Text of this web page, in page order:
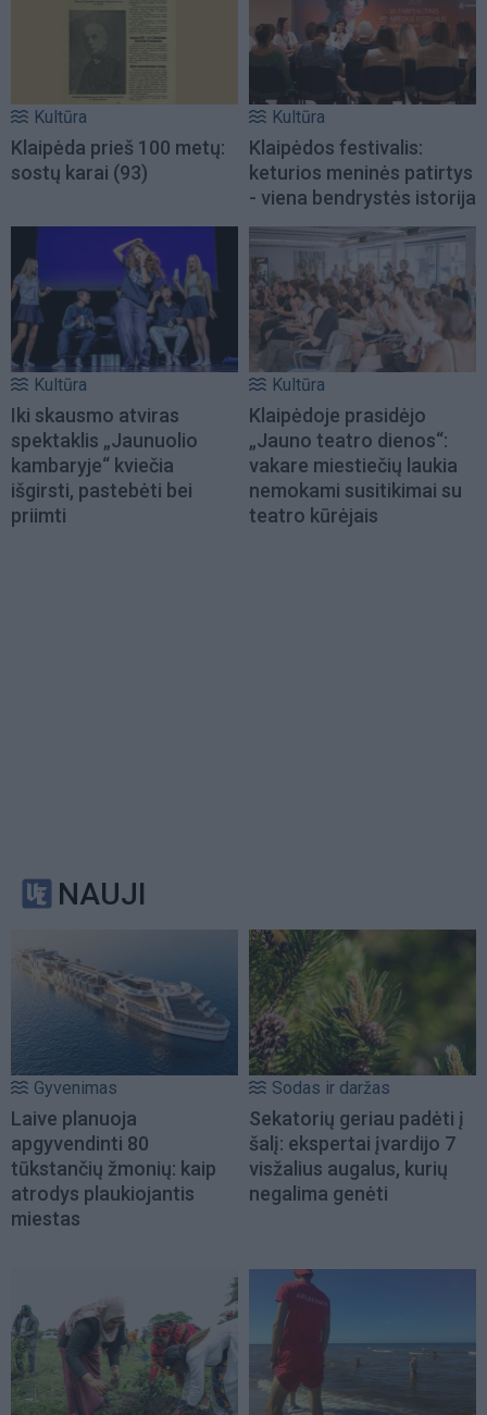
Kultūra
Klaipėda prieš 100 metų:
sostų karai (93)
Kultūra
Klaipėdos festivalis:
keturios meninės patirtys
- viena bendrystės istorija
Kultūra
Iki skausmo atviras
spektaklis „Jaunuolio
kambaryje“ kviečia
išgirsti, pastebėti bei
priimti
Kultūra
Klaipėdoje prasidėjo
„Jauno teatro dienos“:
vakare miestiečių laukia
nemokami susitikimai su
teatro kūrėjais
NAUJI
Gyvenimas
Laive planuoja
apgyvendinti 80
tūkstančių žmonių: kaip
atrodys plaukiojantis
miestas
Sodas ir daržas
Sekatorių geriau padėti į
šalį: ekspertai įvardijo 7
visžalius augalus, kurių
negalima genėti